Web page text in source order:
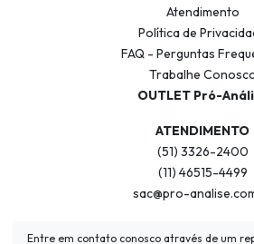
Atendimento
Política de
FAQ - Perguntas
Trabalhe
OUTLET Pró-
ATENDIMENTO
(51) 3326-2400
(11) 46515-4499
sac@pro-
Entre em contato conosco através de um